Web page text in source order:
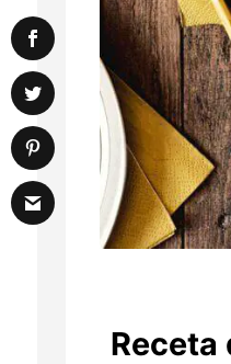
Receta